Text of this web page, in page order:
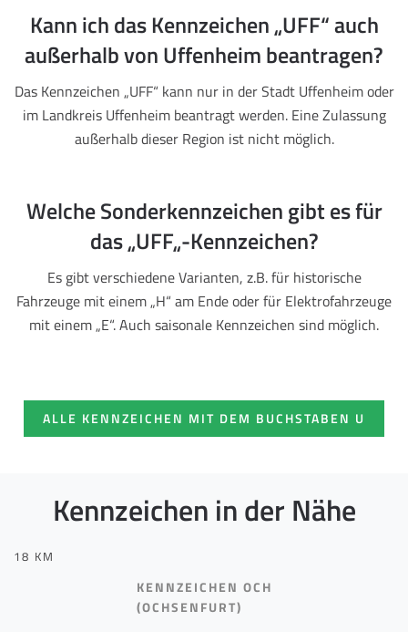
Kann ich das Kennzeichen „UFF“ auch
außerhalb von Uffenheim beantragen?
Das Kennzeichen „UFF“ kann nur in der Stadt Uffenheim oder
im Landkreis Uffenheim beantragt werden. Eine Zulassung
außerhalb dieser Region ist nicht möglich.
Welche Sonderkennzeichen gibt es für
das „UFF„-Kennzeichen?
Es gibt verschiedene Varianten, z.B. für historische
Fahrzeuge mit einem „H“ am Ende oder für Elektrofahrzeuge
mit einem „E“. Auch saisonale Kennzeichen sind möglich.
ALLE KENNZEICHEN MIT DEM BUCHSTABEN U
Kennzeichen in der Nähe
18 KM
KENNZEICHEN OCH
(OCHSENFURT)